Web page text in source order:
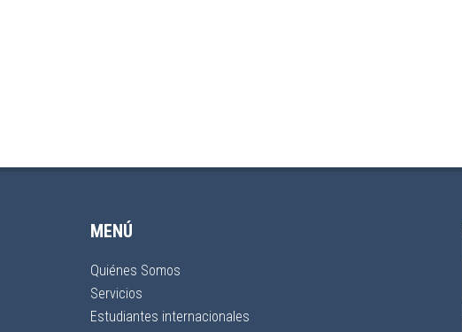
MENÚ
Quiénes Somos
Servicios
Estudiantes internacionales